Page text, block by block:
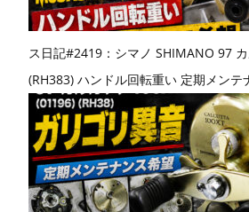
ス日記#2419：シマノ SHIMANO 97
(RH383) ハンドル回転重い 定期メンテ